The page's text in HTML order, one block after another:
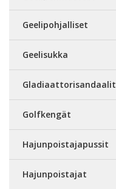
Geelipohjalliset
Geelisukka
Gladiaattorisandaalit
Golfkengät
Hajunpoistajapussit
Hajunpoistajat